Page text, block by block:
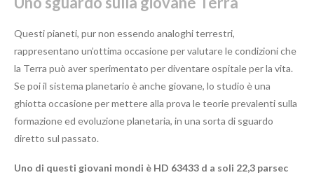
Questi pianeti, pur non essendo analoghi terrestri,
rappresentano un’ottima occasione per valutare le condizioni che
la Terra può aver sperimentato per diventare ospitale per la vita.
Se poi il sistema planetario è anche giovane, lo studio è una
ghiotta occasione per mettere alla prova le teorie prevalenti sulla
formazione ed evoluzione planetaria, in una sorta di sguardo
diretto sul passato.
Uno di questi giovani mondi è HD 63433 d a soli 22,3 parsec